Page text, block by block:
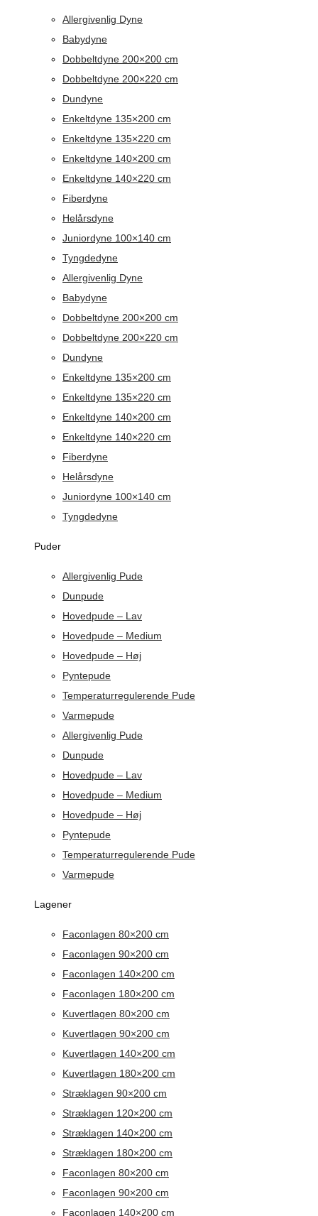
Allergivenlig Dyne
Babydyne
Dobbeltdyne 200×200 cm
Dobbeltdyne 200×220 cm
Dundyne
Enkeltdyne 135×200 cm
Enkeltdyne 135×220 cm
Enkeltdyne 140×200 cm
Enkeltdyne 140×220 cm
Fiberdyne
Helårsdyne
Juniordyne 100×140 cm
Tyngdedyne
Allergivenlig Dyne
Babydyne
Dobbeltdyne 200×200 cm
Dobbeltdyne 200×220 cm
Dundyne
Enkeltdyne 135×200 cm
Enkeltdyne 135×220 cm
Enkeltdyne 140×200 cm
Enkeltdyne 140×220 cm
Fiberdyne
Helårsdyne
Juniordyne 100×140 cm
Tyngdedyne
Puder
Allergivenlig Pude
Dunpude
Hovedpude – Lav
Hovedpude – Medium
Hovedpude – Høj
Pyntepude
Temperaturregulerende Pude
Varmepude
Allergivenlig Pude
Dunpude
Hovedpude – Lav
Hovedpude – Medium
Hovedpude – Høj
Pyntepude
Temperaturregulerende Pude
Varmepude
Lagener
Faconlagen 80×200 cm
Faconlagen 90×200 cm
Faconlagen 140×200 cm
Faconlagen 180×200 cm
Kuvertlagen 80×200 cm
Kuvertlagen 90×200 cm
Kuvertlagen 140×200 cm
Kuvertlagen 180×200 cm
Stræklagen 90×200 cm
Stræklagen 120×200 cm
Stræklagen 140×200 cm
Stræklagen 180×200 cm
Faconlagen 80×200 cm
Faconlagen 90×200 cm
Faconlagen 140×200 cm